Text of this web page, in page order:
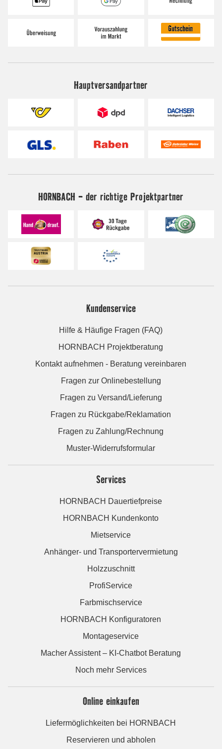
Hauptversandpartner
HORNBACH - der richtige Projektpartner
Kundenservice
Hilfe & Häufige Fragen (FAQ)
HORNBACH Projektberatung
Kontakt aufnehmen - Beratung vereinbaren
Fragen zur Onlinebestellung
Fragen zu Versand/Lieferung
Fragen zu Rückgabe/Reklamation
Fragen zu Zahlung/Rechnung
Muster-Widerrufsformular
Services
HORNBACH Dauertiefpreise
HORNBACH Kundenkonto
Mietservice
Anhänger- und Transportervermietung
Holzzuschnitt
ProfiService
Farbmischservice
HORNBACH Konfiguratoren
Montageservice
Macher Assistent – KI-Chatbot Beratung
Noch mehr Services
Online einkaufen
Liefermöglichkeiten bei HORNBACH
Reservieren und abholen